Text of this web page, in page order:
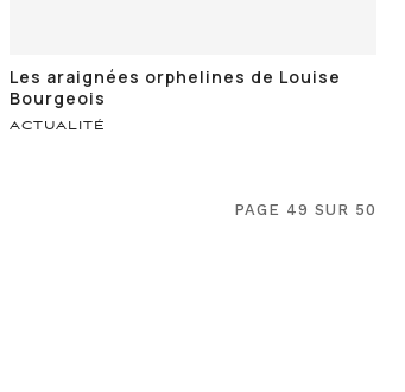
Les araignées orphelines de Louise
Bourgeois
ACTUALITÉ
PAGE 49 SUR 50